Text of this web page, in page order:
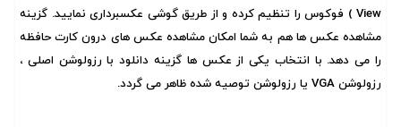
View ) فوکوس را تنظیم کرده و از طریق گوشی عکسبرداری نمایید. گزینه
مشاهده عکس ها هم به شما امکان مشاهده عکس های درون کارت حافظه
را می دهد. با انتخاب یکی از عکس ها گزینه دانلود با رزولوشن اصلی ،
رزولوشن VGA یا رزولوشن توصیه شده ظاهر می گردد.